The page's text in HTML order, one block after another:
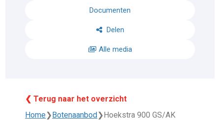
Documenten
Delen
Alle media
❮ Terug naar het overzicht
Home❯Botenaanbod❯Hoekstra 900 GS/AK